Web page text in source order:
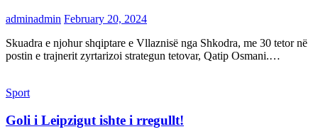
adminadmin February 20, 2024
Skuadra e njohur shqiptare e Vllaznisë nga Shkodra, me 30 tetor në
postin e trajnerit zyrtarizoi strategun tetovar, Qatip Osmani.…
Sport
Goli i Leipzigut ishte i rregullt!